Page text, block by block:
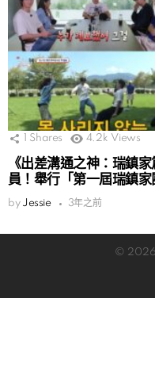
Shares 4.2k Views
《出差溝通之神：瑞鎮
員！舉行「第一屆瑞鎮家
by Jessie 3年之前
© 2026